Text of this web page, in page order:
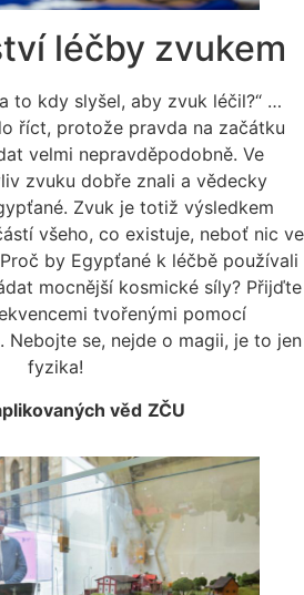
léčby zvukem
to kdy slyšel, aby zvuk léčil?“ …
říct, protože pravda na začátku
velmi nepravděpodobně. Ve
zvuku dobře znali a vědecky
Zvuk je totiž výsledkem
všeho, co existuje, neboť nic ve
by Egypťané k léčbě používali
mocnější kosmické síly? Přijďte
tvořenými pomocí
se, nejde o magii, je to jen
fyzika!
věd ZČU